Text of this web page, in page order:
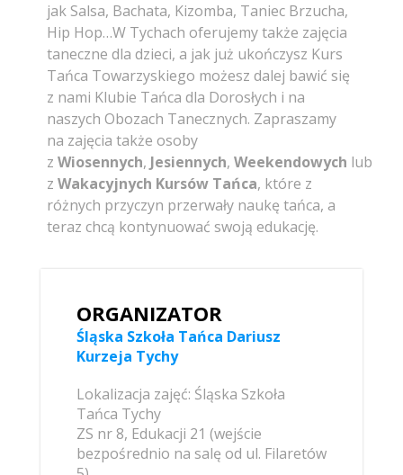
jak Salsa, Bachata, Kizomba, Taniec Brzucha,
Hip Hop…W Tychach oferujemy także zajęcia
taneczne dla dzieci, a jak już ukończysz Kurs
Tańca Towarzyskiego możesz dalej bawić się
z nami Klubie Tańca dla Dorosłych i na
naszych Obozach Tanecznych. Zapraszamy
na zajęcia także osoby
z Wiosennych, Jesiennych, Weekendowych lub
z Wakacyjnych Kursów Tańca, które z
różnych przyczyn przerwały naukę tańca, a
teraz chcą kontynuować swoją edukację.
ORGANIZATOR
Śląska Szkoła Tańca Dariusz
Kurzeja Tychy
Lokalizacja zajęć: Śląska Szkoła
Tańca Tychy
ZS nr 8, Edukacji 21 (wejście
bezpośrednio na salę od ul. Filaretów